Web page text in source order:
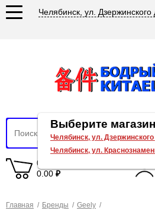
Челябинск, ул. Дзержинского
0 товаров
0.00 ₽
Главная / Бренды / Geely /
Выберите магазин
Челябинск, ул.
Челябинск, ул.